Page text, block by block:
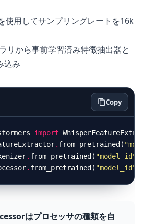
使用してサンプリングレートを16k
から事前学習済み特徴抽出器と
込み
Copy
import
. from_pretrained(
. from_pretrained( "model_id"
. from_pretrained( "model_id"
はプロセッサの種類を自